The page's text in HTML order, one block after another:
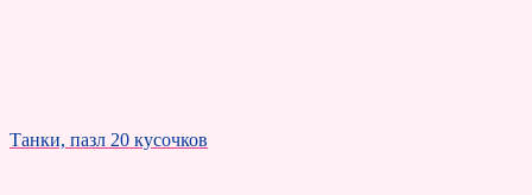
Танки, пазл 20 кусочков